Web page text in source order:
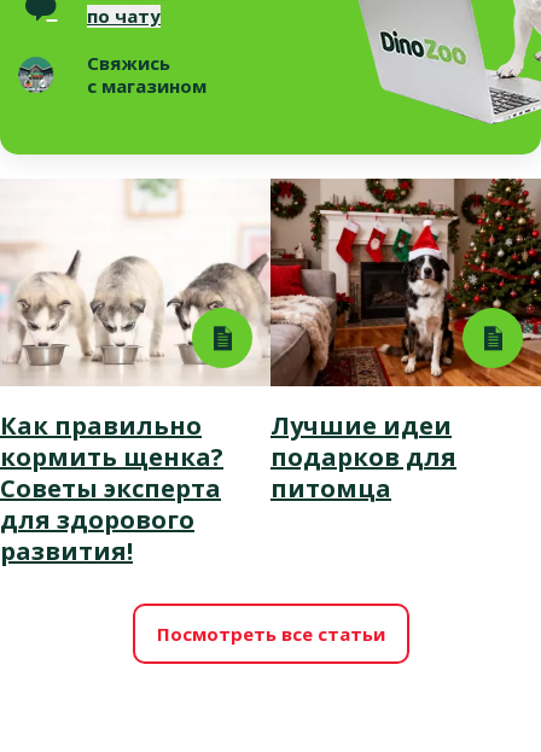
по чату
Свяжись
с магазином
Как правильно
кормить щенка?
Советы эксперта
для здорового
развития!
Лучшие идеи
подарков для
питомца
Посмотреть все статьи